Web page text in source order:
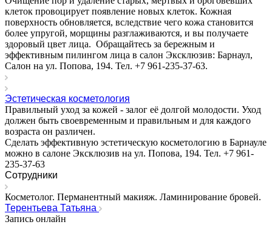
клеток провоцирует появление новых клеток. Кожная
поверхность обновляется, вследствие чего кожа становится
более упругой, морщины разглаживаются, и вы получаете
здоровый цвет лица. Обращайтесь за бережным и
эффективным пилингом лица в салон Эксклюзив: Барнаул,
Салон на ул. Попова, 194. Тел. +7 961-235-37-63.
Эстетическая косметология
Правильный уход за кожей - залог её долгой молодости. Уход
должен быть своевременным и правильным и для каждого
возраста он различен.
Сделать эффективную эстетическую косметологию в Барнауле
можно в салоне Эксклюзив на ул. Попова, 194. Тел. +7 961-
235-37-63
Сотрудники
Косметолог. Перманентный макияж. Ламинирование бровей.
Терентьева Татьяна
Запись онлайн